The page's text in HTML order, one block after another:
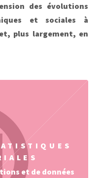
des évolutions
et sociales à
plus largement, en
et de données